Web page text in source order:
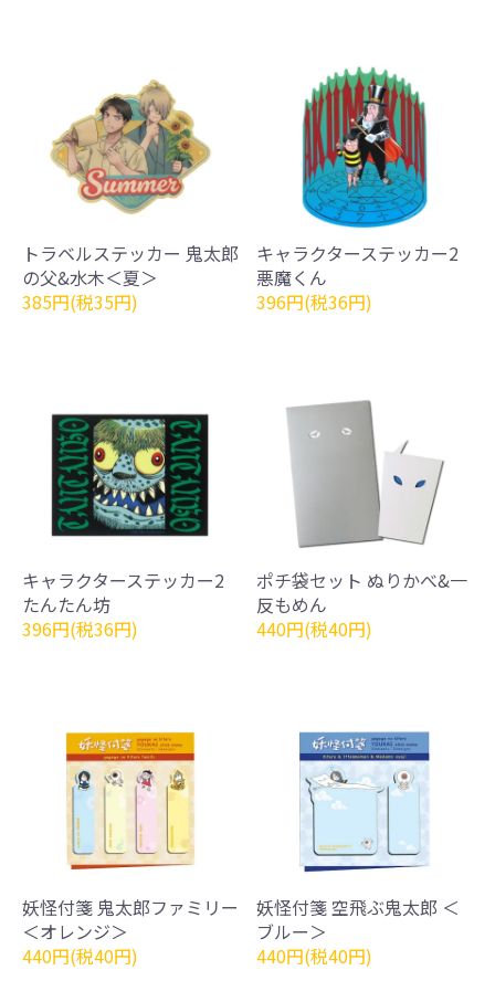
トラベルステッカー 鬼太郎
の父&水木＜夏＞
385円(税35円)
キャラクターステッカー2
悪魔くん
396円(税36円)
キャラクターステッカー2
たんたん坊
396円(税36円)
ポチ袋セット ぬりかべ&一
反もめん
440円(税40円)
妖怪付箋 鬼太郎ファミリー
＜オレンジ＞
440円(税40円)
妖怪付箋 空飛ぶ鬼太郎 ＜
ブルー＞
440円(税40円)